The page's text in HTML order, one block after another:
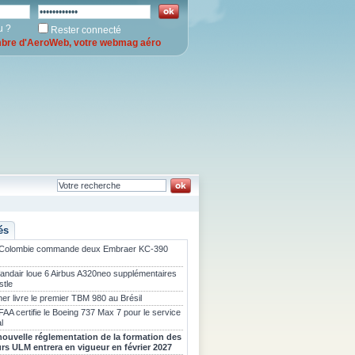
?
Rester connecté
d'AeroWeb, votre webmag aéro
commande deux Embraer KC-390
loue 6 Airbus A320neo supplémentaires
livre le premier TBM 980 au Brésil
certifie le Boeing 737 Max 7 pour le service
réglementation de la formation des
ULM entrera en vigueur en février 2027